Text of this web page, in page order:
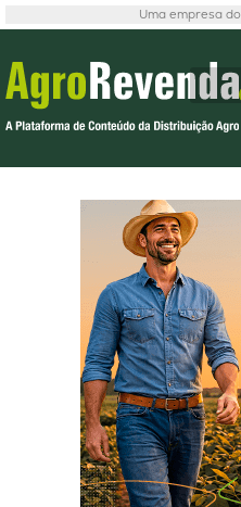
Uma empresa do